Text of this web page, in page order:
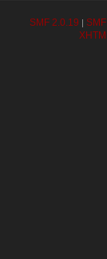
SMF 2.0.19 |
XHTML